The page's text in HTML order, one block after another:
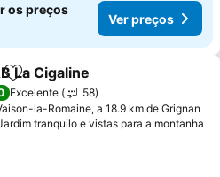
os preços
Ver preços
Adicionar aos favoritos
La Cigaline
Excelente
58
la-Romaine, a 18.9 km de Grignan
tranquilo e vistas para a montanha